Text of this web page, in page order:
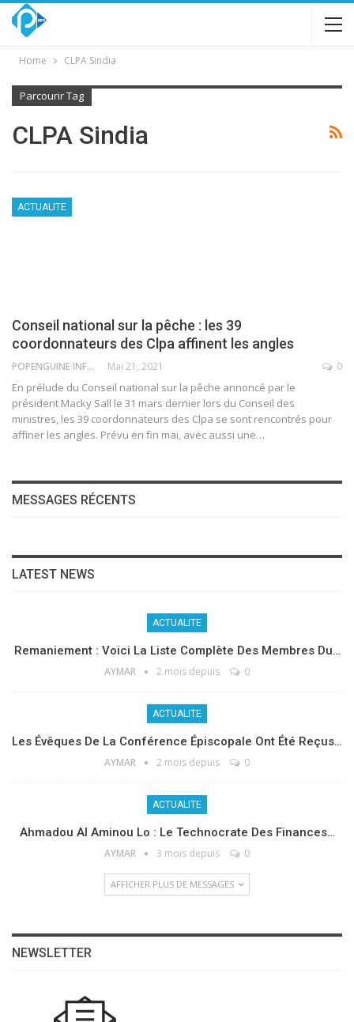
Home CLPA Sindia
Parcourir Tag
CLPA Sindia
ACTUALITE
Conseil national sur la pêche : les 39
coordonnateurs des Clpa affinent les angles
POPENGUINE INFO Mai 21, 2021 0
En prélude du Conseil national sur la pêche annoncé par le
président Macky Sall le 31 mars dernier lors du Conseil des
ministres, les 39 coordonnateurs des Clpa se sont rencontrés pour
affiner les angles. Prévu en fin mai, avec aussi une…
MESSAGES RÉCENTS
LATEST NEWS
ACTUALITE
Remaniement : Voici La Liste Complète Des Membres Du…
AYMAR 2 mois depuis 0
ACTUALITE
Les Évêques De La Conférence Épiscopale Ont Été Reçus…
AYMAR 2 mois depuis 0
ACTUALITE
Ahmadou Al Aminou Lo : Le Technocrate Des Finances…
AYMAR 3 mois depuis 0
AFFICHER PLUS DE MESSAGES
NEWSLETTER